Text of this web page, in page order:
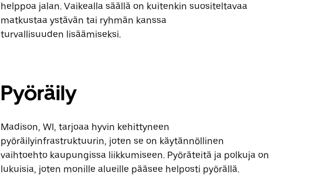
helppoa jalan. Vaikealla säällä on kuitenkin suositeltavaa
matkustaa ystävän tai ryhmän kanssa
turvallisuuden lisäämiseksi.
Pyöräily
Madison, WI, tarjoaa hyvin kehittyneen
pyöräilyinfrastruktuurin, joten se on käytännöllinen
vaihtoehto kaupungissa liikkumiseen. Pyöräteitä ja polkuja on
lukuisia, joten monille alueille pääsee helposti pyörällä.